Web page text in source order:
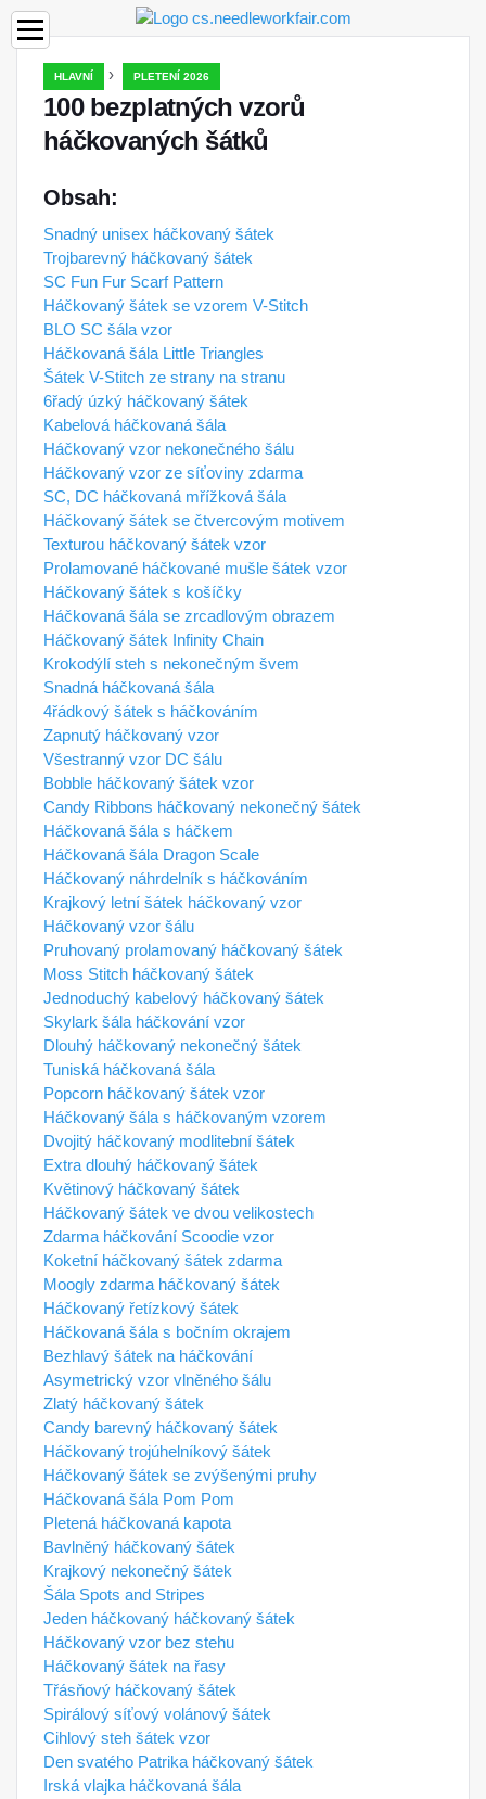
HLAVNÍ › PLETENÍ 2026
100 bezplatných vzorů
háčkovaných šátků
Obsah:
Snadný unisex háčkovaný šátek
Trojbarevný háčkovaný šátek
SC Fun Fur Scarf Pattern
Háčkovaný šátek se vzorem V-Stitch
BLO SC šála vzor
Háčkovaná šála Little Triangles
Šátek V-Stitch ze strany na stranu
6řadý úzký háčkovaný šátek
Kabelová háčkovaná šála
Háčkovaný vzor nekonečného šálu
Háčkovaný vzor ze síťoviny zdarma
SC, DC háčkovaná mřížková šála
Háčkovaný šátek se čtvercovým motivem
Texturou háčkovaný šátek vzor
Prolamované háčkované mušle šátek vzor
Háčkovaný šátek s košíčky
Háčkovaná šála se zrcadlovým obrazem
Háčkovaný šátek Infinity Chain
Krokodýlí steh s nekonečným švem
Snadná háčkovaná šála
4řádkový šátek s háčkováním
Zapnutý háčkovaný vzor
Všestranný vzor DC šálu
Bobble háčkovaný šátek vzor
Candy Ribbons háčkovaný nekonečný šátek
Háčkovaná šála s háčkem
Háčkovaná šála Dragon Scale
Háčkovaný náhrdelník s háčkováním
Krajkový letní šátek háčkovaný vzor
Háčkovaný vzor šálu
Pruhovaný prolamovaný háčkovaný šátek
Moss Stitch háčkovaný šátek
Jednoduchý kabelový háčkovaný šátek
Skylark šála háčkování vzor
Dlouhý háčkovaný nekonečný šátek
Tuniská háčkovaná šála
Popcorn háčkovaný šátek vzor
Háčkovaný šála s háčkovaným vzorem
Dvojitý háčkovaný modlitební šátek
Extra dlouhý háčkovaný šátek
Květinový háčkovaný šátek
Háčkovaný šátek ve dvou velikostech
Zdarma háčkování Scoodie vzor
Koketní háčkovaný šátek zdarma
Moogly zdarma háčkovaný šátek
Háčkovaný řetízkový šátek
Háčkovaná šála s bočním okrajem
Bezhlavý šátek na háčkování
Asymetrický vzor vlněného šálu
Zlatý háčkovaný šátek
Candy barevný háčkovaný šátek
Háčkovaný trojúhelníkový šátek
Háčkovaný šátek se zvýšenými pruhy
Háčkovaná šála Pom Pom
Pletená háčkovaná kapota
Bavlněný háčkovaný šátek
Krajkový nekonečný šátek
Šála Spots and Stripes
Jeden háčkovaný háčkovaný šátek
Háčkovaný vzor bez stehu
Háčkovaný šátek na řasy
Třásňový háčkovaný šátek
Spirálový síťový volánový šátek
Cihlový steh šátek vzor
Den svatého Patrika háčkovaný šátek
Irská vlajka háčkovaná šála